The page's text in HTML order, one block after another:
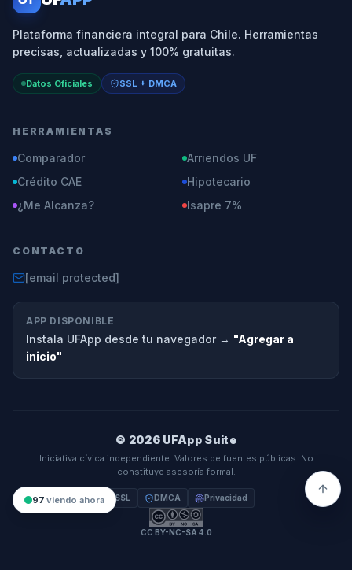
Plataforma financiera integral para Chile. Herramientas
precisas, actualizadas y 100% gratuitas.
Datos Oficiales SSL + DMCA
HERRAMIENTAS
Comparador
Arriendos UF
Crédito CAE
Hipotecario
¿Me Alcanza?
Isapre 7%
CONTACTO
[email protected]
APP DISPONIBLE
Instala UFApp desde tu navegador → "Agregar a
inicio"
© 2026 UFApp Suite
Iniciativa cívica independiente. Valores de fuentes públicas. No
constituye asesoría formal.
SSL DMCA Privacidad
CC BY-NC-SA 4.0
97 viendo ahora